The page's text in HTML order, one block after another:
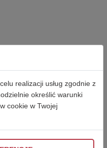
realizacji usług zgodnie z
określić warunki
cookie w Twojej